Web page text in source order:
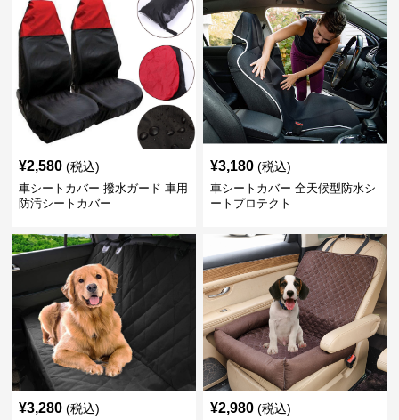
¥2,580 (税込)
車シートカバー 撥水ガード 車用
防汚シートカバー
¥3,180 (税込)
車シートカバー 全天候型防水シ
ートプロテクト
¥3,280 (税込) ¥2,980 (税込)